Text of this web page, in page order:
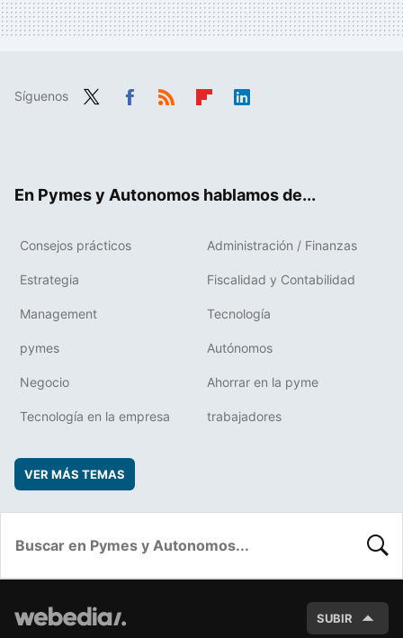
Síguenos
En Pymes y Autonomos hablamos de...
Consejos prácticos Administración / Finanzas
Estrategia Fiscalidad y Contabilidad
Management Tecnología
pymes Autónomos
Negocio Ahorrar en la pyme
Tecnología en la empresa trabajadores
VER MÁS TEMAS
SUBIR